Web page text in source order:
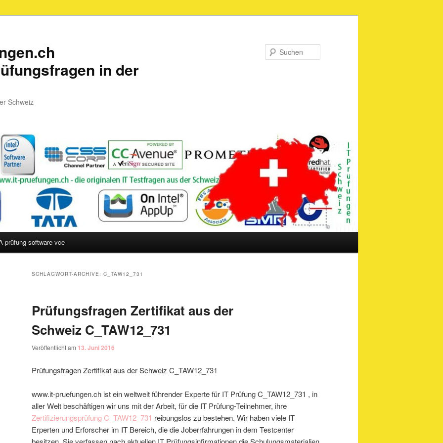
in der
Schweiz
prüfung software vce
SCHLAGWORT-ARCHIVE: C_TAW12_731
Prüfungsfragen Zertifikat aus der
Schweiz C_TAW12_731
Veröffentlicht am 13. Juni 2016
Prüfungsfragen Zertifikat aus der Schweiz C_TAW12_731
www.it-pruefungen.ch ist ein weltweit führender Experte für IT Prüfung C_TAW12_731 , in
aller Welt beschäftigen wir uns mit der Arbeit, für die IT Prüfung-Teilnehmer, ihre
Zertifizierungsprüfung C_TAW12_731 reibungslos zu bestehen. Wir haben viele IT
Erperten und Erforscher im IT Bereich, die die Joberrfahrungen in dem Testcenter